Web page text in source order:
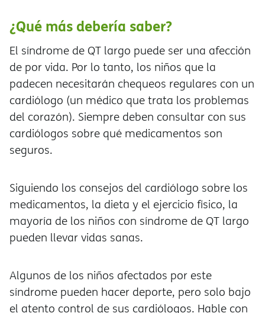
¿Qué más debería saber?
El síndrome de QT largo puede ser una afección
de por vida. Por lo tanto, los niños que la
padecen necesitarán chequeos regulares con un
cardiólogo (un médico que trata los problemas
del corazón). Siempre deben consultar con sus
cardiólogos sobre qué medicamentos son
seguros.
Siguiendo los consejos del cardiólogo sobre los
medicamentos, la dieta y el ejercicio físico, la
mayoría de los niños con síndrome de QT largo
pueden llevar vidas sanas.
Algunos de los niños afectados por este
síndrome pueden hacer deporte, pero solo bajo
el atento control de sus cardiólogos. Hable con